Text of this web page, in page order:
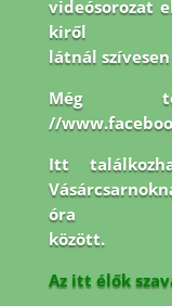
videósorozat
kiről
látnál
Még
//
Itt
óra
között.
Az itt élők